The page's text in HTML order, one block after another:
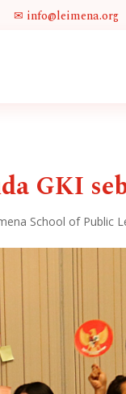
✉
GKI
School of Public